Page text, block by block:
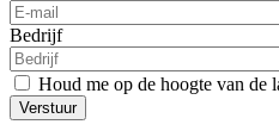
Bedrijf
Houd me op de hoogte van de